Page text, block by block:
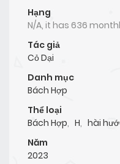
Hạng
N/A, it has 636
Tác giả
Cỏ Dại
Danh mục
Bách Hợp
Thể loại
Bách Hợp, H, hài
Năm
2023